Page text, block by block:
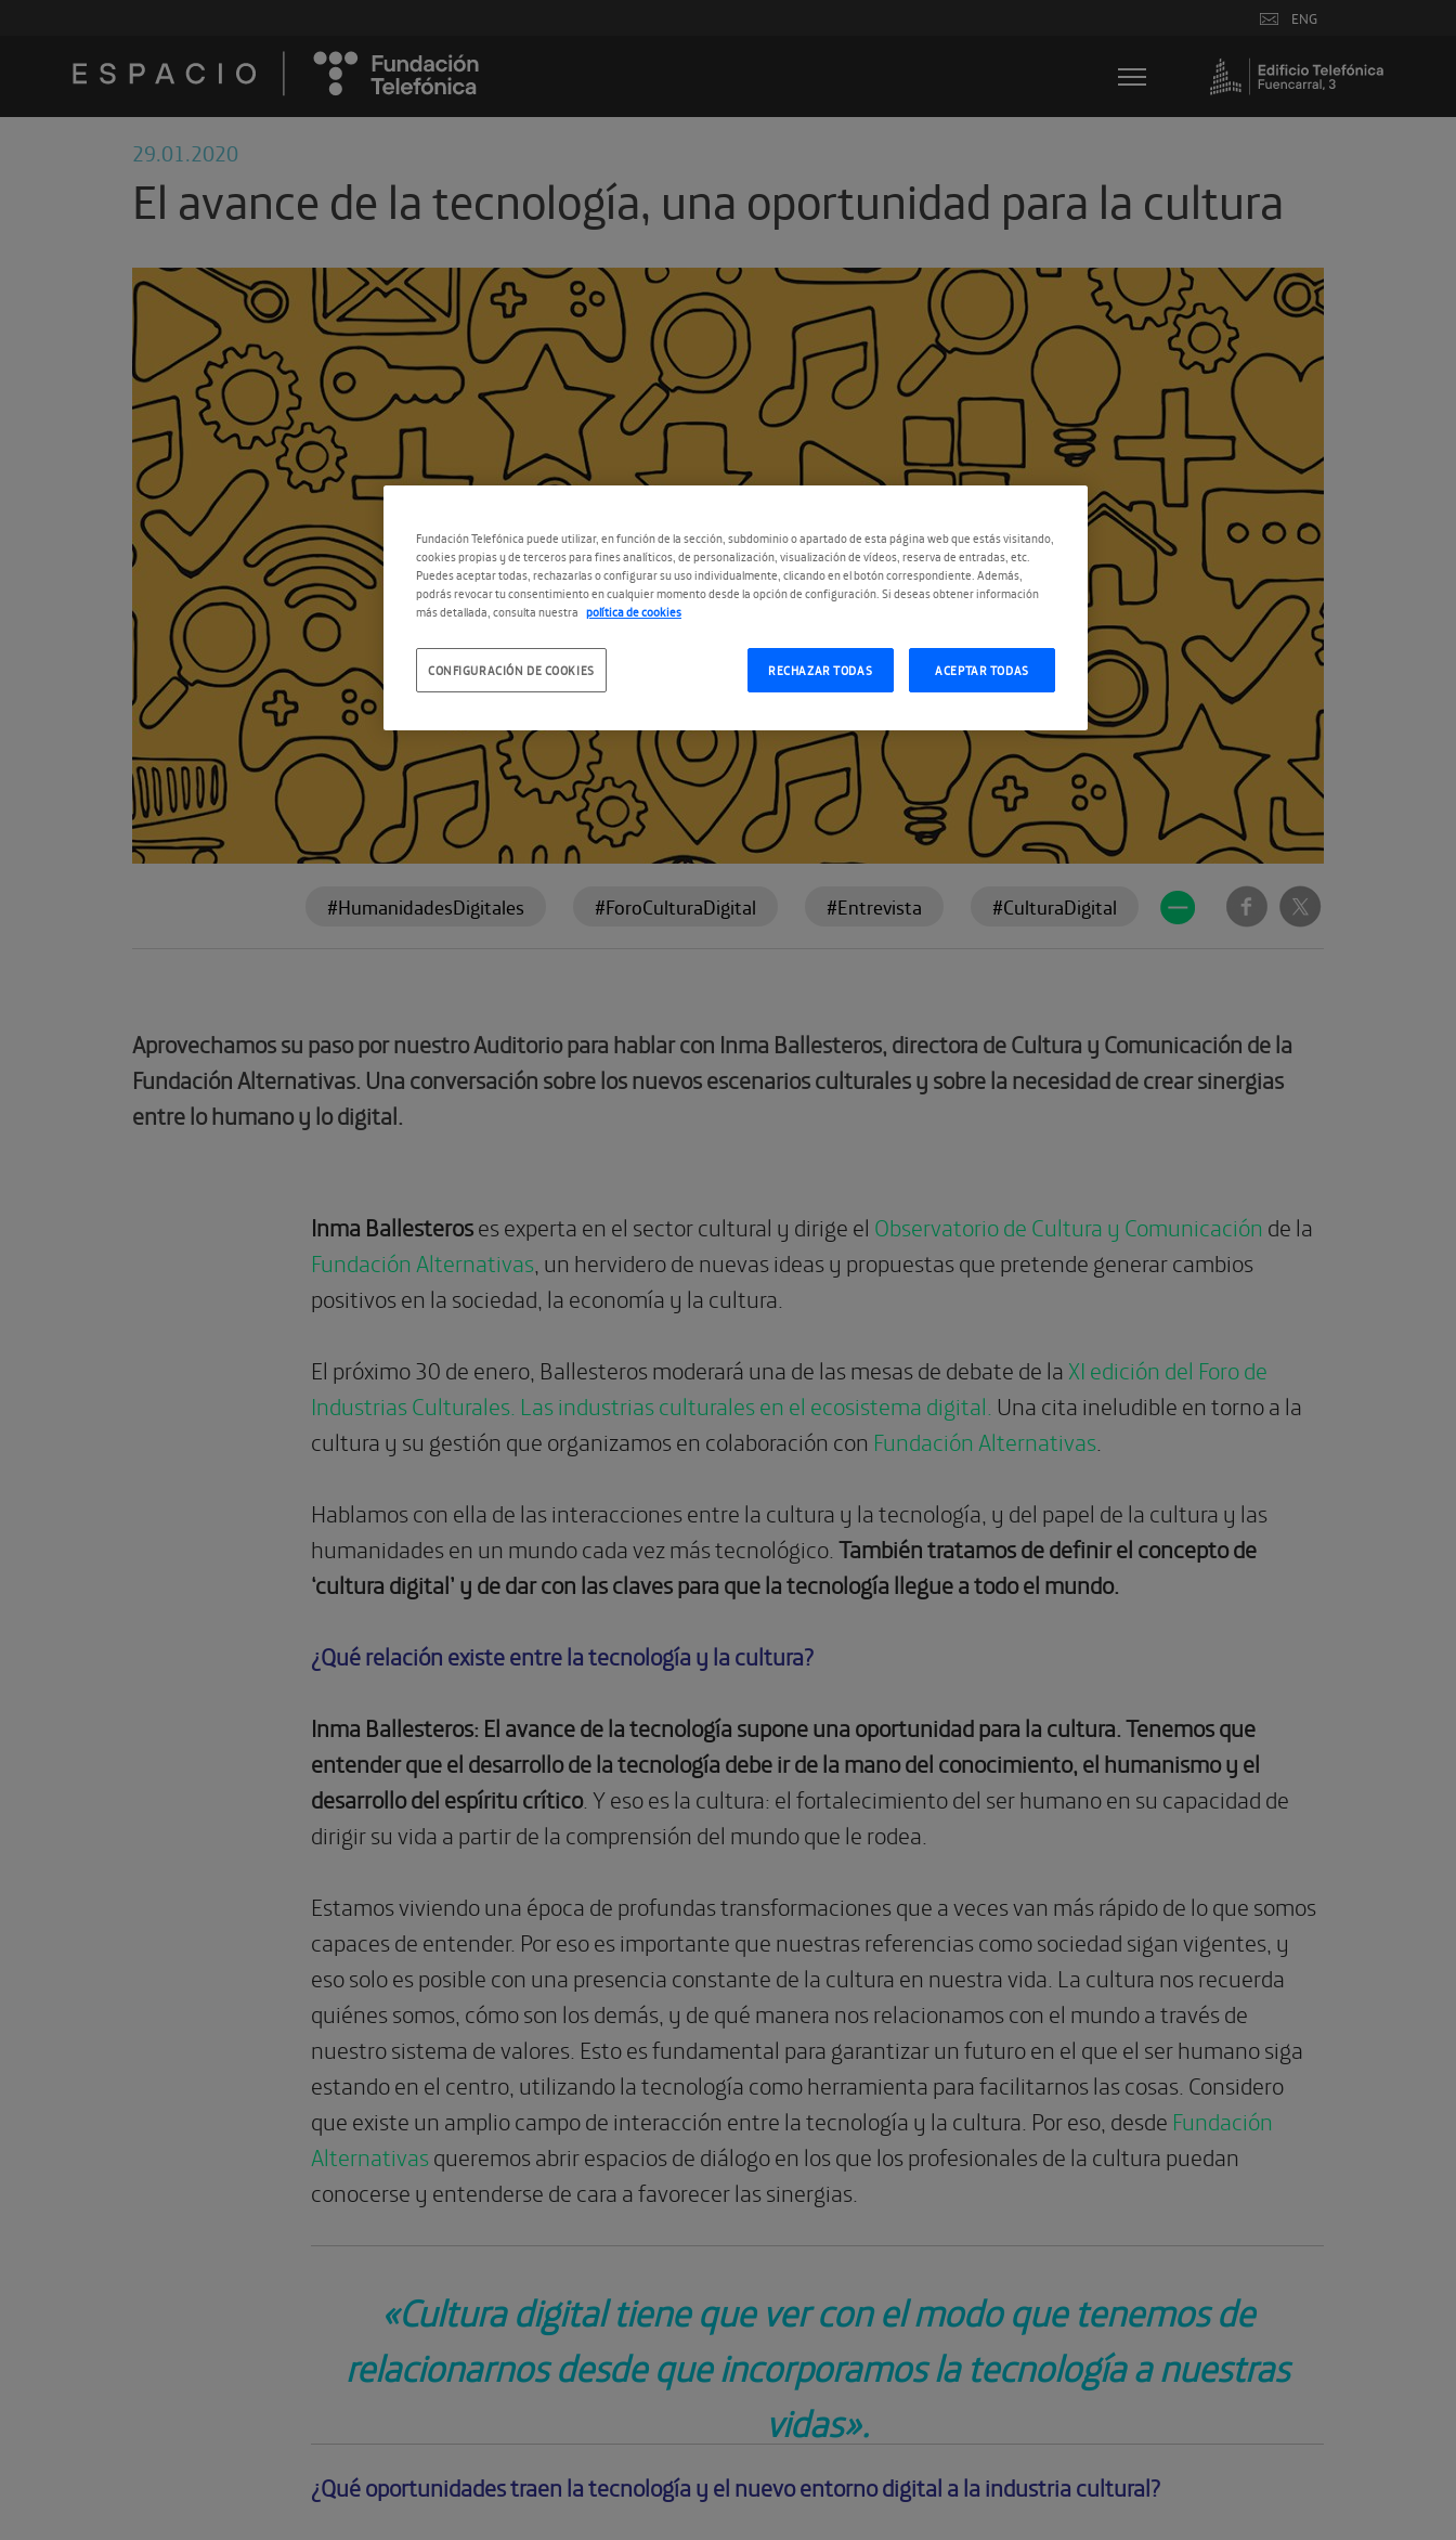
ENG
29.01.2020
El avance de la tecnología, una oportunidad para la cultura
#CulturaDigital
#Entrevista
#ForoCulturaDigital
#HumanidadesDigitales
Aprovechamos su paso por nuestro Auditorio para hablar con Inma Ballesteros, directora de Cultura y Comunicación de la
Fundación Alternativas. Una conversación sobre los nuevos escenarios culturales y sobre la necesidad de crear sinergias
entre lo humano y lo digital.
Inma Ballesteroses experta en el sector cultural y dirige el Observatorio de Cultura y Comunicación de la
Fundación Alternativas , un hervidero de nuevas ideas y propuestas que pretende generar cambios
positivos en la sociedad, la economía y la cultura.
El próximo 30 de enero, Ballesteros moderará una de las mesas de debate de la XI edición del Foro de
Industrias Culturales. Las industrias culturales en el ecosistema digital. Una cita ineludible en torno a la
cultura y su gestión que organizamos en colaboración con Fundación Alternativas
Hablamos con ella de las interacciones entre la cultura y la tecnología, y del papel de la cultura y las
humanidades en un mundo cada vez más tecnológico. También tratamos de definir el concepto de
‘cultura digital’ y de dar con las claves para que la tecnología llegue a todo el mundo.
¿Qué relación existe entre la tecnología y la cultura?
Inma Ballesteros: El avance de la tecnología supone una oportunidad para la cultura. Tenemos que
entender que el desarrollo de la tecnología debe ir de la mano del conocimiento, el humanismo y el
desarrollo del espíritu crítico. Y eso es la cultura: el fortalecimiento del ser humano en su capacidad de
dirigir su vida a partir de la comprensión del mundo que le rodea.
Estamos viviendo una época de profundas transformaciones que a veces van más rápido de lo que somos
capaces de entender. Por eso es importante que nuestras referencias como sociedad sigan vigentes, y
eso solo es posible con una presencia constante de la cultura en nuestra vida. La cultura nos recuerda
quiénes somos, cómo son los demás, y de qué manera nos relacionamos con el mundo a través de
nuestro sistema de valores. Esto es fundamental para garantizar un futuro en el que el ser humano siga
estando en el centro, utilizando la tecnología como herramienta para facilitarnos las cosas. Considero
que existe un amplio campo de interacción entre la tecnología y la cultura. Por eso, desde Fundación
Alternativasqueremos abrir espacios de diálogo en los que los profesionales de la cultura puedan
conocerse y entenderse de cara a favorecer las sinergias.
«Cultura digital tiene que ver con el modo que tenemos de
relacionarnos desde que incorporamos la tecnología a nuestras
vidas».
¿Qué oportunidades traen la tecnología y el nuevo entorno digital a la industria cultural?
Fundación Telefónica puede utilizar, en función de la sección, subdominio o apartado de esta página web que estás visitando,
cookies propias y de terceros para fines analíticos, de personalización, visualización de vídeos, reserva de entradas, etc.
Puedes aceptar todas, rechazarlas o configurar su uso individualmente, clicando en el botón correspondiente. Además,
podrás revocar tu consentimiento en cualquier momento desde la opción de configuración. Si deseas obtener información
más detallada, consulta nuestra política de cookies
RECHAZAR TODAS ACEPTAR TODAS
CONFIGURACIÓN DE COOKIES